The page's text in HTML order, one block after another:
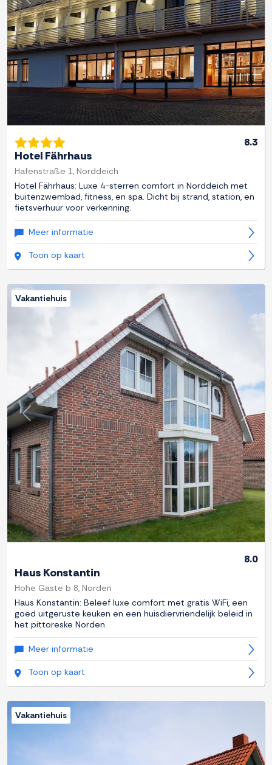
Previous Next
8.3
Hotel Fährhaus
Hafenstraße 1, Norddeich
Hotel Fährhaus: Luxe 4-sterren comfort in Norddeich met
buitenzwembad, fitness, en spa. Dicht bij strand, station, en
fietsverhuur voor verkenning.
Meer informatie
Toon op kaart
Previous Next
Vakantiehuis
8.0
Haus Konstantin
Hohe Gaste b 8, Norden
Haus Konstantin: Beleef luxe comfort met gratis WiFi, een
goed uitgeruste keuken en een huisdiervriendelijk beleid in
het pittoreske Norden.
Meer informatie
Toon op kaart
Vakantiehuis